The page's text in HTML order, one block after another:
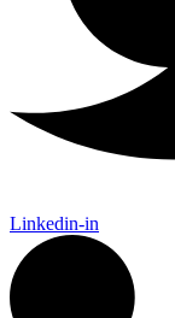
Linkedin-in